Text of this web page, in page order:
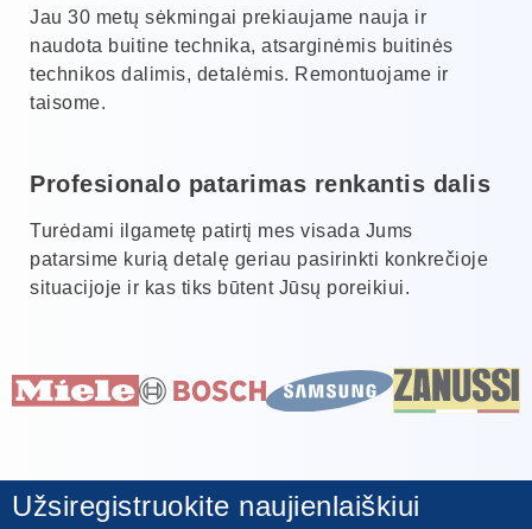
Jau 30 metų sėkmingai prekiaujame nauja ir
naudota buitine technika, atsarginėmis buitinės
technikos dalimis, detalėmis. Remontuojame ir
taisome.
Profesionalo patarimas renkantis dalis
Turėdami ilgametę patirtį mes visada Jums
patarsime kurią detalę geriau pasirinkti konkrečioje
situacijoje ir kas tiks būtent Jūsų poreikiui.
Užsiregistruokite naujienlaiškiui